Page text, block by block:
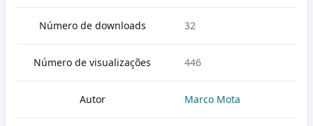
Número de downloads 32
Número de visualizações 446
Autor Marco Mota